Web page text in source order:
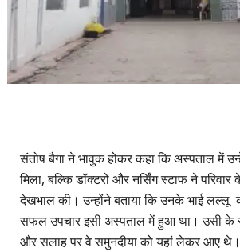
संतोष बैगा ने भावुक होकर कहा कि अस्पताल में
मिला, बल्कि डॉक्टरों और नर्सिंग स्टाफ ने
देखभाल की। उन्होंने बताया कि उनके भाई लल्लू
सफल उपचार इसी अस्पताल में हुआ था। उसी के
और सलाह पर वे समुनदीया को यहां लेकर आए थे।